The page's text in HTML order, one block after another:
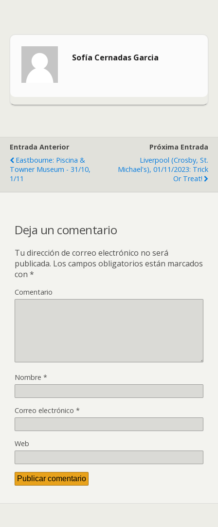
Sofía Cernadas Garcia
Entrada Anterior
Eastbourne: Piscina &
Towner Museum - 31/10,
1/11
Próxima Entrada
Liverpool (Crosby, St.
Michael's), 01/11/2023: Trick
Or Treat!
Deja un comentario
Tu dirección de correo electrónico no será
publicada. Los campos obligatorios están marcados
con *
Comentario
Nombre *
Correo electrónico *
Web